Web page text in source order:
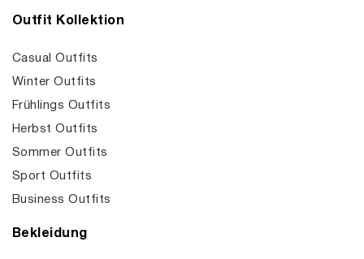
Outfit Kollektion
Casual Outfits
Winter Outfits
Frühlings Outfits
Herbst Outfits
Sommer Outfits
Sport Outfits
Business Outfits
Bekleidung